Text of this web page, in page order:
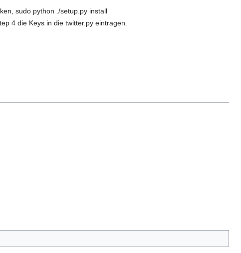
sudo python ./setup.py install
4 die Keys in die twitter.py eintragen.